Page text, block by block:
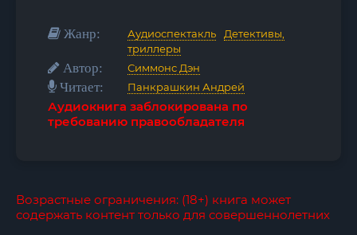
Жанр: Аудиоспектакль
Детективы,
триллеры
Автор: Симмонс Дэн
Читает: Панкрашкин Андрей
Аудиокнига заблокирована по
требованию правообладателя
Возрастные ограничения: (18+) книга может
содержать контент только для совершеннолетних